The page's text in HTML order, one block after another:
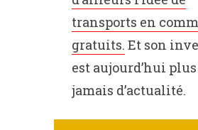
transports en
gratuits. Et son
est aujourd’hui
jamais d’actualité.